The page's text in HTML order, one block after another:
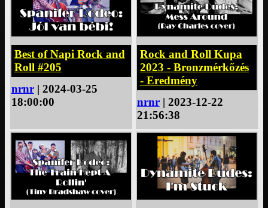
Best of Napi Rock and
Roll #205
nrnr| 2024-03-25
18:00:00
Rock and Roll Kupa
2023 - Bronzmérkőzés
- Eredmény
nrnr| 2023-12-22
21:56:38